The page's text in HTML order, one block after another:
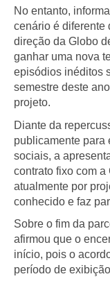
No entanto,
cenário é diferente
direção da Globo
ganhar uma nova
episódios inéditos
semestre deste
projeto.
Diante da
publicamente para
sociais, a
contrato fixo com
atualmente por
conhecido e faz
Sobre o fim da
afirmou que o
início, pois o
período de